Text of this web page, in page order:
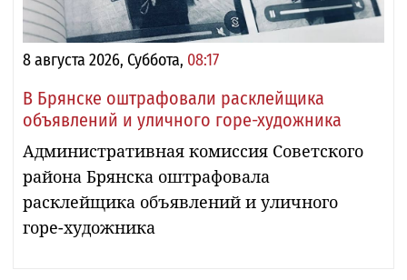
8 августа 2026, Суббота, 08:17
В Брянске оштрафовали расклейщика
объявлений и уличного горе-художника
Административная комиссия Советского
района Брянска оштрафовала
расклейщика объявлений и уличного
горе-художника